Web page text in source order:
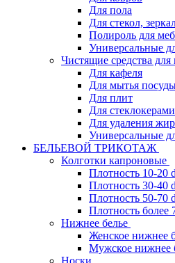
Для пола
Для стекол,
Полироль для
Универсальные
Чистящие средства для
Для кафеля
Для мытья
Для плит
Для
Для удаления
Универсальные
БЕЛЬЕВОЙ ТРИКОТАЖ
Колготки капроновые
Плотность 10-20
Плотность 30-40
Плотность 50-70
Плотность более
Нижнее белье
Женское нижнее
Мужское нижнее
Носки